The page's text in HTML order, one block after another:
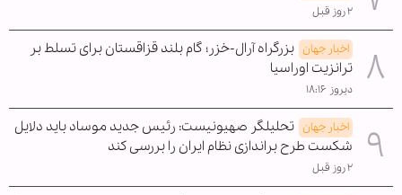
۲ روز قبل
اخبار جهان بزرگراه آرال-خزر؛ گام بلند قزاقستان برای تسلط بر
ترانزیت اوراسیا
دیروز ۱۸:۱۶
اخبار جهان تحلیلگر صهیونیست: رئیس جدید موساد باید دلایل
شکست طرح براندازی نظام ایران را بررسی کند
۲ روز قبل